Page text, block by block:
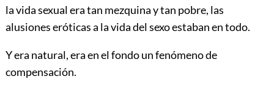
la vida sexual era tan mezquina y tan pobre, las
alusiones eróticas a la vida del sexo estaban en todo.
Y era natural, era en el fondo un fenómeno de
compensación.